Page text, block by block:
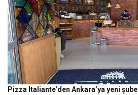
Pizza Italiante’den Ankara’ya yeni şube